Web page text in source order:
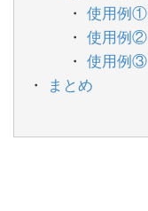
使用例①
使用例②
使用例③
まとめ